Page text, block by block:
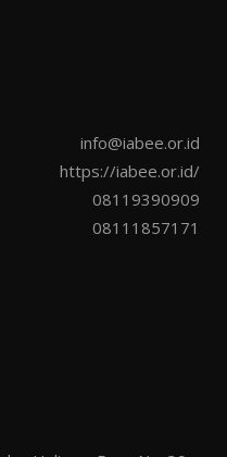
info@iabee.or.id
https://iabee.or.id/
08119390909
08111857171